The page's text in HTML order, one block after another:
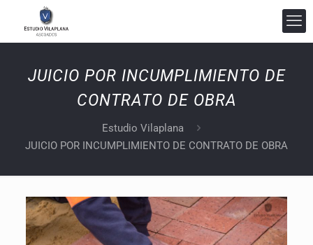
JUICIO POR INCUMPLIMIENTO DE
CONTRATO DE OBRA
Estudio Vilaplana
JUICIO POR INCUMPLIMIENTO DE CONTRATO DE OBRA
Estudio Vilaplana Abogados